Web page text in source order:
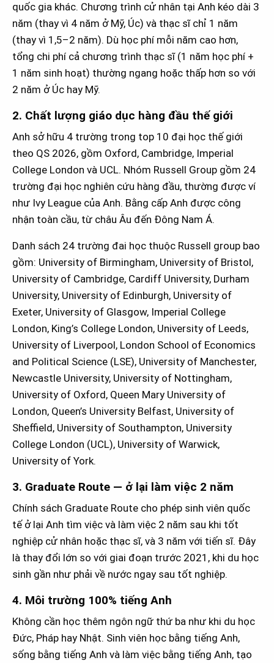
quốc gia khác. Chương trình cử nhân tại Anh kéo dài 3
năm (thay vì 4 năm ở Mỹ, Úc) và thạc sĩ chỉ 1 năm
(thay vì 1,5–2 năm). Dù học phí mỗi năm cao hơn,
tổng chi phí cả chương trình thạc sĩ (1 năm học phí +
1 năm sinh hoạt) thường ngang hoặc thấp hơn so với
2 năm ở Úc hay Mỹ.
2. Chất lượng giáo dục hàng đầu thế giới
Anh sở hữu 4 trường trong top 10 đại học thế giới
theo QS 2026, gồm Oxford, Cambridge, Imperial
College London và UCL. Nhóm Russell Group gồm 24
trường đại học nghiên cứu hàng đầu, thường được ví
như Ivy League của Anh. Bằng cấp Anh được công
nhận toàn cầu, từ châu Âu đến Đông Nam Á.
Danh sách 24 trường đai học thuộc Russell group bao
gồm: University of Birmingham, University of Bristol,
University of Cambridge, Cardiff University, Durham
University, University of Edinburgh, University of
Exeter, University of Glasgow, Imperial College
London, King’s College London, University of Leeds,
University of Liverpool, London School of Economics
and Political Science (LSE), University of Manchester,
Newcastle University, University of Nottingham,
University of Oxford, Queen Mary University of
London, Queen’s University Belfast, University of
Sheffield, University of Southampton, University
College London (UCL), University of Warwick,
University of York.
3. Graduate Route — ở lại làm việc 2 năm
Chính sách Graduate Route cho phép sinh viên quốc
tế ở lại Anh tìm việc và làm việc 2 năm sau khi tốt
nghiệp cử nhân hoặc thạc sĩ, và 3 năm với tiến sĩ. Đây
là thay đổi lớn so với giai đoạn trước 2021, khi du học
sinh gần như phải về nước ngay sau tốt nghiệp.
4. Môi trường 100% tiếng Anh
Không cần học thêm ngôn ngữ thứ ba như khi du học
Đức, Pháp hay Nhật. Sinh viên học bằng tiếng Anh,
sống bằng tiếng Anh và làm việc bằng tiếng Anh, tạo